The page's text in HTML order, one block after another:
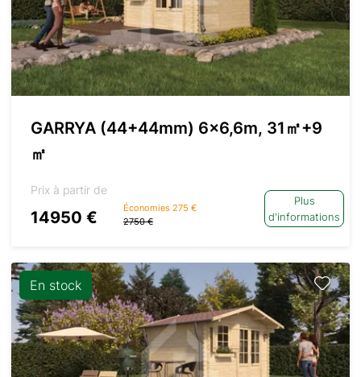
GARRYA (44+44mm) 6×6,6m, 31㎡+9
㎡
Prix à partir de
14950 €
Économies 275 €
2750 €
Plus
d'informations
En stock